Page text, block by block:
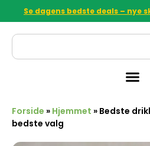
Se dagens bedste deals – nye
Forside » Hjemmet » Bedste
bedste valg